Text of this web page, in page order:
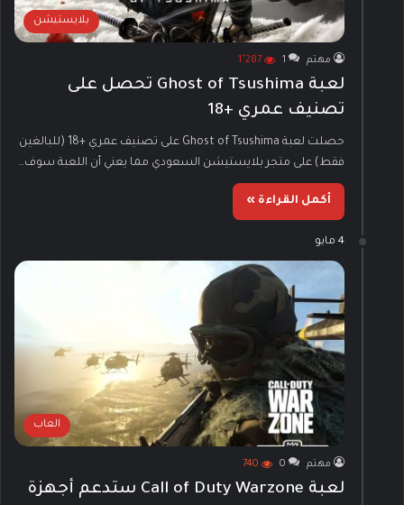
بلايستيشن
مهتم 1 1٬287
لعبة Ghost of Tsushima تحصل على
تصنيف عمري +18
حصلت لعبة Ghost of Tsushima على تصنيف عمري +18 (للبالغين
فقط) على متجر بلايستيشن السعودي مما يعني أن اللعبة سوف…
أكمل القراءة »
4 مايو
العاب
مهتم 0
740
لعبة Call of Duty Warzone ستدعم أجهزة